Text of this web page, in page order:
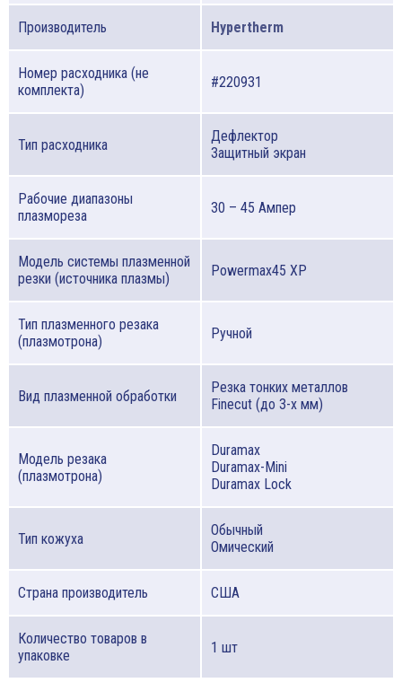
Производитель Hypertherm
Номер расходника (не
комплекта)
#220931
Тип расходника
Дефлектор
Защитный экран
Рабочие диапазоны
плазмореза
30 – 45 Ампер
Модель системы плазменной
резки (источника плазмы)
Powermax45 XP
Тип плазменного резака
(плазмотрона)
Ручной
Вид плазменной обработки
Резка тонких металлов
Finecut (до 3-х мм)
Модель резака
(плазмотрона)
Duramax
Duramax-Mini
Duramax Lock
Тип кожуха
Обычный
Омический
Страна производитель США
Количество товаров в
упаковке
1 шт